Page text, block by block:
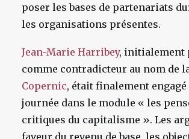
poser les bases de partenariats
les organisations présentes.
Jean-Marie Harribey, initialement
comme contradicteur au nom de
Copernic, était finalement engagé
journée dans le module « les
critiques du capitalisme ». Les
faveur du revenu de base, les